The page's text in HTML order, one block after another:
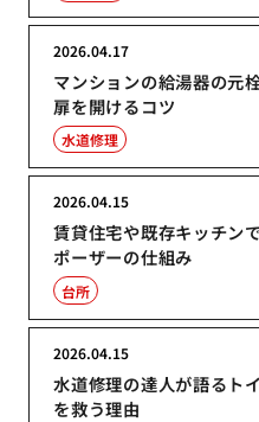
マンションの給湯器の元
扉を開けるコツ
2026.04.17
水道修理
賃貸住宅や既存キッチン
ポーザーの仕組み
2026.04.15
台所
水道修理の達人が語るト
を救う理由
2026.04.15